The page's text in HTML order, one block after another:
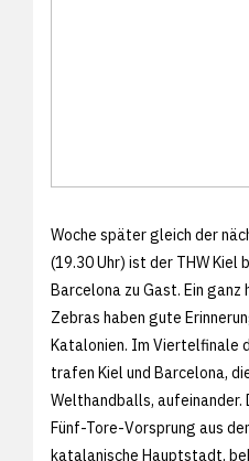
Woche später gleich der
(19.30 Uhr) ist der THW Kiel
Barcelona zu Gast. Ein
Zebras haben gute
Katalonien. Im Viertelfinale
trafen Kiel und Barcelona,
Welthandballs, aufeinander.
Fünf-Tore-Vorsprung aus
katalanische Hauptstadt,